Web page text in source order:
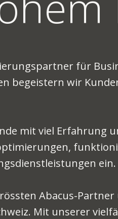
für
begeistern wir
mit viel Erfahrung
ein.
Abacus-
Mit unserer